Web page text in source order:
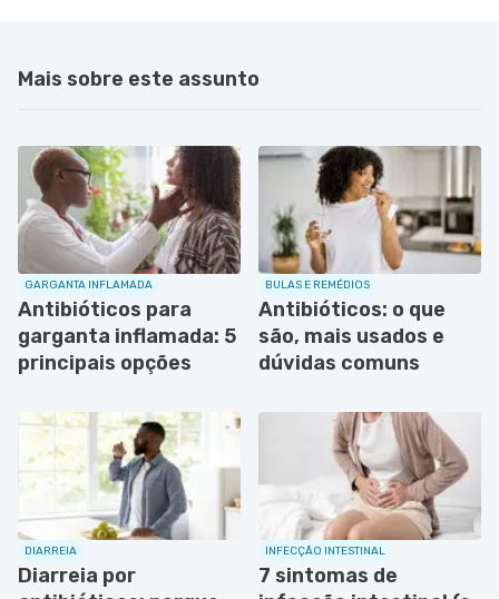
Mais sobre este assunto
GARGANTA INFLAMADA
Antibióticos para
garganta inflamada: 5
principais opções
BULAS E REMÉDIOS
Antibióticos: o que
são, mais usados e
dúvidas comuns
DIARREIA
Diarreia por
INFECÇÃO INTESTINAL
7 sintomas de